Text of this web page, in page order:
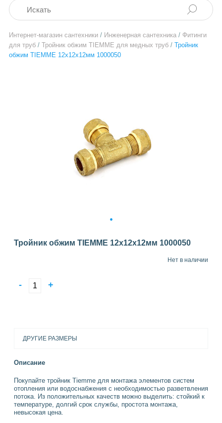
Интернет-магазин сантехники / Инженерная сантехника / Фитинги
для труб / Тройник обжим TIEMME для медных труб / Тройник
обжим TIEMME 12x12x12мм 1000050
1
Тройник обжим TIEMME 12x12x12мм 1000050
Нет в наличии
- +
ДРУГИЕ РАЗМЕРЫ
Описание
Покупайте тройник Tiemme для монтажа элементов систем
отопления или водоснабжения с необходимостью разветвления
потока. Из положительных качеств можно выделить: стойкий к
температуре, долгий срок службы, простота монтажа,
невысокая цена.